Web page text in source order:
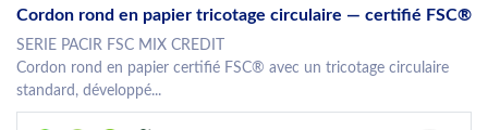
Cordon rond en papier tricotage circulaire — certifié FSC®
SERIE PACIR FSC MIX CREDIT
Cordon rond en papier certifié FSC® avec un tricotage circulaire
standard, développé...